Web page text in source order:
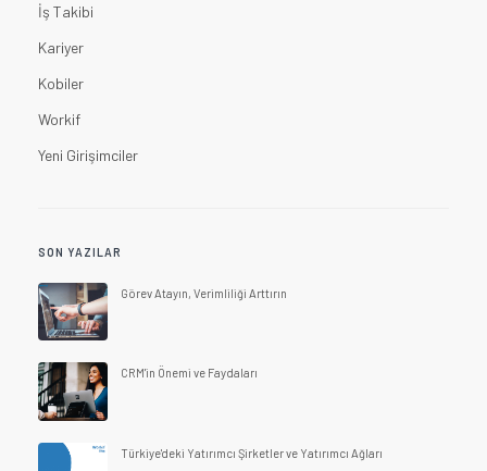
İş Takibi
Kariyer
Kobiler
Workif
Yeni Girişimciler
SON YAZILAR
Görev Atayın, Verimliliği Arttırın
CRM'in Önemi ve Faydaları
Türkiye'deki Yatırımcı Şirketler ve Yatırımcı Ağları